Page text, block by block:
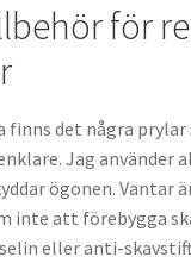
för
finns det några prylar
Jag använder
ögonen. Vantar
inte att förebygga
eller anti-